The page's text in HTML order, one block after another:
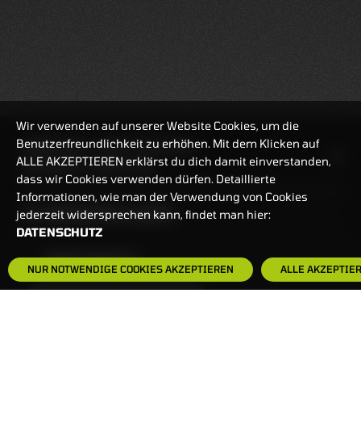
BANKEINSTELLUNGEN
HÄUFIG GESUCHT:
HANDELSZEIT
MO-FR: 7:30-23 UHR
ZERTIFIKATE
8:00-22 UHR
Wir verwenden auf unserer Website Cookies, um die
Benutzerfreundlichkeit zu erhöhen. Mit dem Klicken auf
ALLE AKZEPTIEREN erklärst du dich damit einverstanden,
dass wir Cookies verwenden dürfen. Detaillierte
Informationen, wie man der Verwendung von Cookies
jederzeit widersprechen kann, findet man hier:
DATENSCHUTZ
NUR NOTWENDIGE COOKIES AKZEPTIEREN ALLE